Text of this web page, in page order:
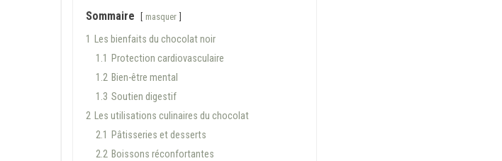
Sommaire masquer
1
Les bienfaits du chocolat noir
1.1
Protection cardiovasculaire
1.2 Bien-être mental
1.3 Soutien digestif
2 Les utilisations culinaires du chocolat
2.1
Pâtisseries et desserts
2.2 Boissons réconfortantes